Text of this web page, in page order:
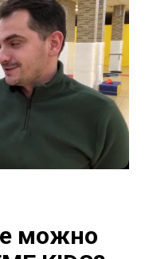
можно